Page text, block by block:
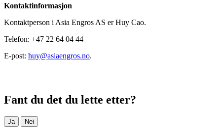
Kontaktinformasjon
Kontaktperson i Asia Engros AS er Huy Cao.
Telefon: +47 22 64 04 44
E-post: huy@asiaengros.no.
Fant du det du lette etter?
Ja Nei